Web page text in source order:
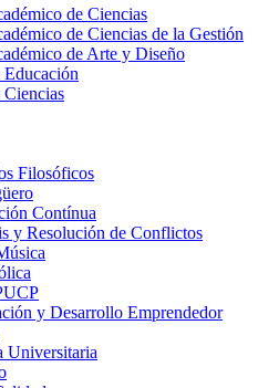
de Ciencias
de Ciencias de la Gestión
de Arte y Diseño
Educación
Ciencias
Filosóficos
Contínua
y Resolución de Conflictos
y Desarrollo Emprendedor
Universitaria